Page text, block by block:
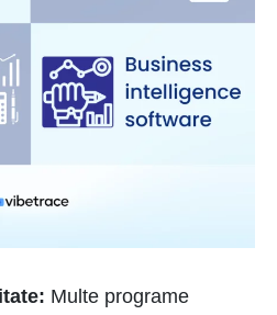
Multe programe